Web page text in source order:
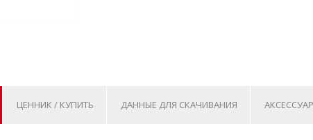
ЦЕННИК / КУПИТЬ ДАННЫЕ ДЛЯ СКАЧИВАНИЯ